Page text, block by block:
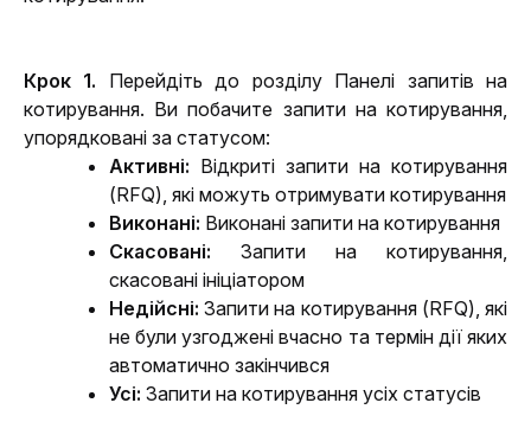
Крок 1. Перейдіть до розділу Панелі запитів на
котирування. Ви побачите запити на котирування,
упорядковані за статусом:
Активні: Відкриті запити на котирування
(RFQ), які можуть отримувати котирування
Виконані: Виконані запити на котирування
Скасовані: Запити на котирування,
скасовані ініціатором
Недійсні: Запити на котирування (RFQ), які
не були узгоджені вчасно та термін дії яких
автоматично закінчився
Усі: Запити на котирування усіх статусів